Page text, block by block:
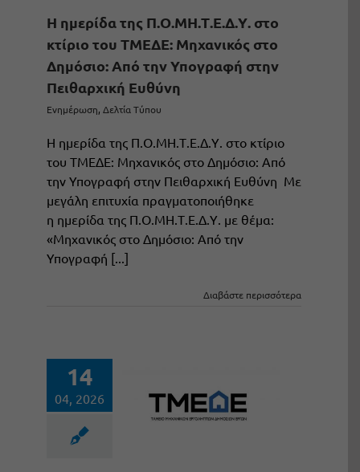
H ημερίδα της Π.Ο.ΜΗ.Τ.Ε.Δ.Υ. στο
κτίριο του ΤΜΕΔΕ: Μηχανικός στο
Δημόσιο: Από την Υπογραφή στην
Πειθαρχική Ευθύνη
Ενημέρωση, Δελτία Τύπου
H ημερίδα της Π.Ο.ΜΗ.Τ.Ε.Δ.Υ. στο κτίριο
του ΤΜΕΔΕ: Μηχανικός στο Δημόσιο: Από
την Υπογραφή στην Πειθαρχική Ευθύνη Με
μεγάλη επιτυχία πραγματοποιήθηκε
η ημερίδα της Π.Ο.ΜΗ.Τ.Ε.Δ.Υ. με θέμα:
«Μηχανικός στο Δημόσιο: Από την
Υπογραφή [...]
Διαβάστε περισσότερα
14
04, 2026